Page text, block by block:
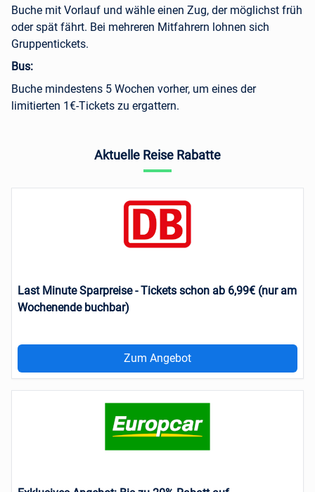
Buche mit Vorlauf und wähle einen Zug, der möglichst früh
oder spät fährt. Bei mehreren Mitfahrern lohnen sich
Gruppentickets.
Bus:
Buche mindestens 5 Wochen vorher, um eines der
limitierten 1€-Tickets zu ergattern.
Aktuelle Reise Rabatte
Last Minute Sparpreise - Tickets schon ab 6,99€ (nur am
Wochenende buchbar)
Zum Angebot